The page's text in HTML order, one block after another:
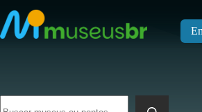
para
o
conteúdo